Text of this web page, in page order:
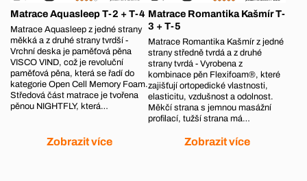
Matrace Aquasleep T-2 + T-4
Matrace Aquasleep z jedné strany
měkká a z druhé strany tvrdší -
Vrchní deska je paměťová pěna
VISCO VIND, což je revoluční
paměťová pěna, která se řadí do
kategorie Open Cell Memory Foam.
Středová část matrace je tvořena
pěnou NIGHTFLY, která…
Zobrazit více
Matrace Romantika Kašmír T-
3 + T-5
Matrace Romantika Kašmír z jedné
strany středně tvrdá a z druhé
strany tvrdá - Vyrobena z
kombinace pěn Flexifoam®, které
zajišťují ortopedické vlastnosti,
elasticitu, vzdušnost a odolnost.
Měkčí strana s jemnou masážní
profilací, tužší strana má…
Zobrazit více